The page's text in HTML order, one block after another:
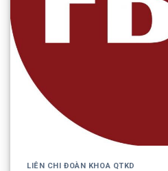
LIÊN CHI ĐOÀN KHOA QTKD